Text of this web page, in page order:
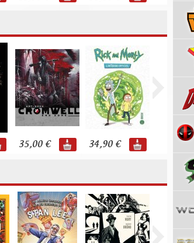
35,00 € 34,90 €